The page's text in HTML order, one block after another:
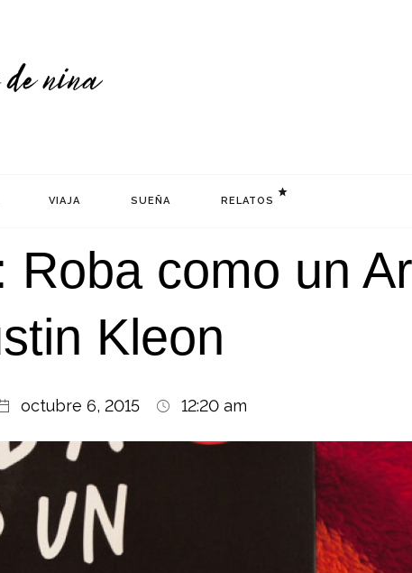
VIAJA SUEÑA RELATOS
Roba como un
Kleon
octubre 6, 2015 12:20 am